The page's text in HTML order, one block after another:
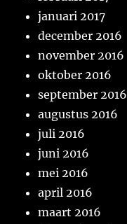
januari 2017
december 2016
november 2016
oktober 2016
september 2016
augustus 2016
juli 2016
juni 2016
mei 2016
april 2016
maart 2016